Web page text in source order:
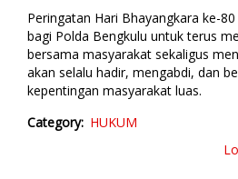
Peringatan Hari Bhayangkara ke-
bagi Polda Bengkulu untuk terus
bersama masyarakat sekaligus
akan selalu hadir, mengabdi, dan
kepentingan masyarakat luas.
Category HUKUM